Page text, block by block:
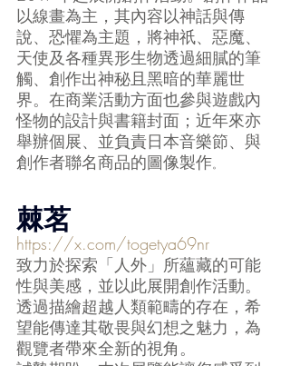
以線畫為主，其內容以神話與傳
說、恐懼為主題，將神祇、惡魔、
天使及各種異形生物透過細膩的筆
觸、創作出神秘且黑暗的華麗世
界。在商業活動方面也參與遊戲內
怪物的設計與書籍封面；近年來亦
舉辦個展、並負責日本音樂節、與
創作者聯名商品的圖像製作。
棘茗
https://x.com/togetya69nr
致力於探索「人外」所蘊藏的可能
性與美感，並以此展開創作活動。
透過描繪超越人類範疇的存在，希
望能傳達其敬畏與幻想之魅力，為
觀覽者帶來全新的視角。